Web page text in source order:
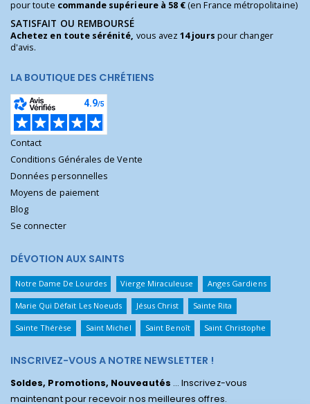
pour toute commande supérieure à 58 €(en France métropolitaine)
SATISFAIT OU REMBOURSÉ
Achetez en toute sérénité, vous avez14 jours pour changer
d'avis.
LA BOUTIQUE DES CHRÉTIENS
Contact
Conditions Générales de Vente
Données personnelles
Moyens de paiement
Blog
Se connecter
DÉVOTION AUX SAINTS
Notre Dame De Lourdes Vierge Miraculeuse Anges Gardiens
Marie Qui Défait Les Noeuds Jésus Christ Sainte Rita
Sainte Thérèse Saint Michel Saint Benoît Saint Christophe
INSCRIVEZ-VOUS A NOTRE NEWSLETTER !
Soldes, Promotions, Nouveautés ... Inscrivez-vous
maintenant pour recevoir nos meilleures offres.